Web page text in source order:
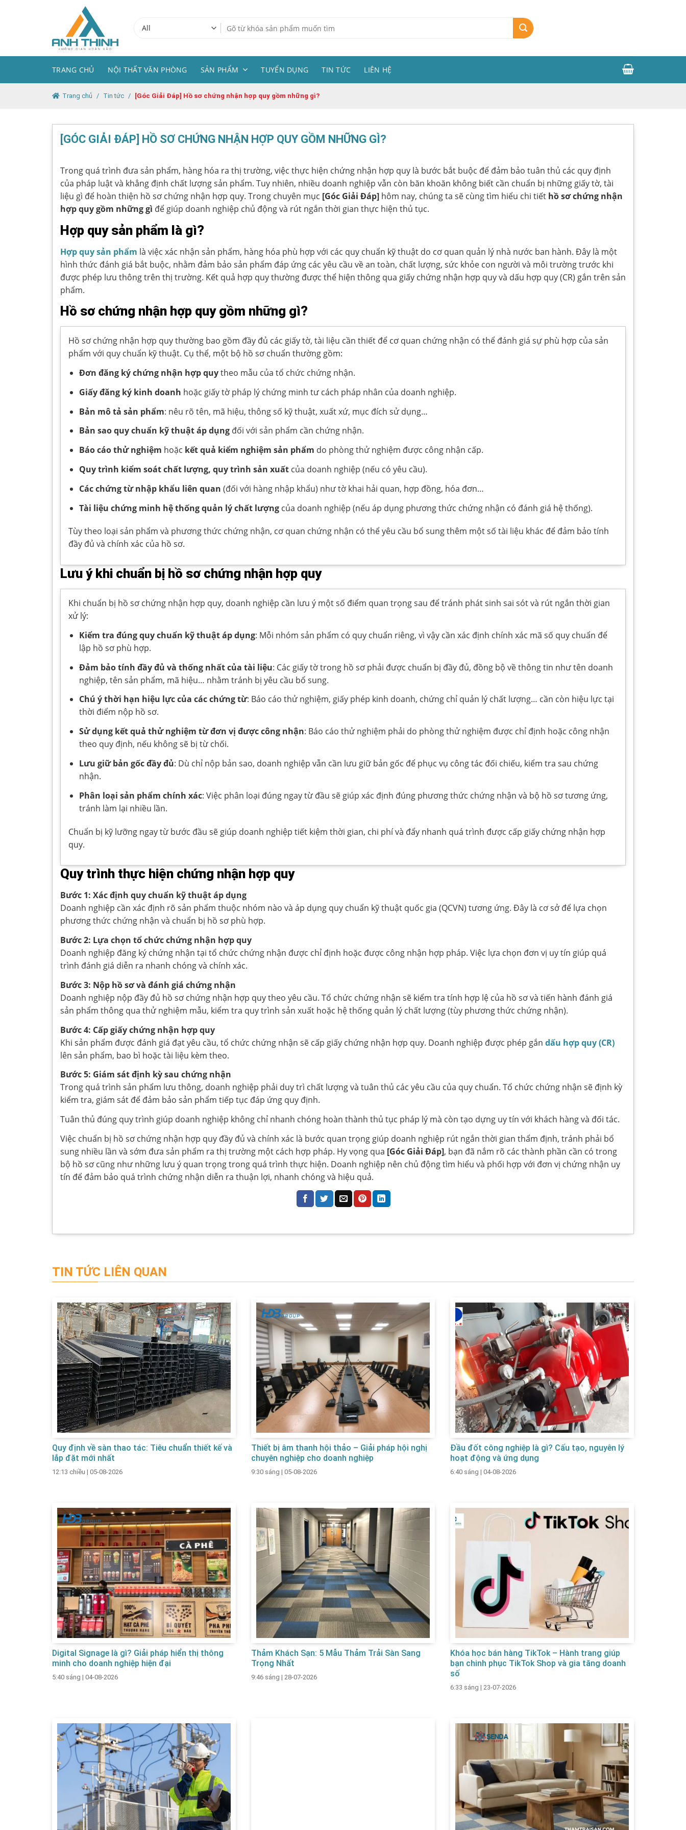
Tìm
kiếm:
TRANG CHỦ NỘI THẤT VĂN PHÒNG SẢN PHẨM TUYỂN DỤNG TIN TỨC LIÊN HỆ
Trang chủ / Tin tức / [Góc Giải Đáp] Hồ sơ chứng nhận hợp quy gồm những gì?
[GÓC GIẢI ĐÁP] HỒ SƠ CHỨNG NHẬN HỢP QUY GỒM NHỮNG GÌ?
Trong quá trình đưa sản phẩm, hàng hóa ra thị trường, việc thực hiện chứng nhận hợp quy là bước bắt buộc để đảm bảo tuân thủ các quy định
của pháp luật và khẳng định chất lượng sản phẩm. Tuy nhiên, nhiều doanh nghiệp vẫn còn băn khoăn không biết cần chuẩn bị những giấy tờ, tài
liệu gì để hoàn thiện hồ sơ chứng nhận hợp quy. Trong chuyên mục [Góc Giải Đáp] hôm nay, chúng ta sẽ cùng tìm hiểu chi tiết hồ sơ chứng nhận
hợp quy gồm những gì để giúp doanh nghiệp chủ động và rút ngắn thời gian thực hiện thủ tục.
Hợp quy sản phẩm là gì?
Hợp quy sản phẩm là việc xác nhận sản phẩm, hàng hóa phù hợp với các quy chuẩn kỹ thuật do cơ quan quản lý nhà nước ban hành. Đây là một
hình thức đánh giá bắt buộc, nhằm đảm bảo sản phẩm đáp ứng các yêu cầu về an toàn, chất lượng, sức khỏe con người và môi trường trước khi
được phép lưu thông trên thị trường. Kết quả hợp quy thường được thể hiện thông qua giấy chứng nhận hợp quy và dấu hợp quy (CR) gắn trên sản
phẩm.
Hồ sơ chứng nhận hợp quy gồm những gì?
Hồ sơ chứng nhận hợp quy thường bao gồm đầy đủ các giấy tờ, tài liệu cần thiết để cơ quan chứng nhận có thể đánh giá sự phù hợp của sản
phẩm với quy chuẩn kỹ thuật. Cụ thể, một bộ hồ sơ chuẩn thường gồm:
Đơn đăng ký chứng nhận hợp quytheo mẫu của tổ chức chứng nhận.
Giấy đăng ký kinh doanh hoặc giấy tờ pháp lý chứng minh tư cách pháp nhân của doanh nghiệp.
Bản mô tả sản phẩm: nêu rõ tên, mã hiệu, thông số kỹ thuật, xuất xứ, mục đích sử dụng…
Bản sao quy chuẩn kỹ thuật áp dụngđối với sản phẩm cần chứng nhận.
Báo cáo thử nghiệm hoặc kết quả kiểm nghiệm sản phẩm do phòng thử nghiệm được công nhận cấp.
Quy trình kiểm soát chất lượng, quy trình sản xuấtcủa doanh nghiệp (nếu có yêu cầu).
Các chứng từ nhập khẩu liên quan (đối với hàng nhập khẩu) như tờ khai hải quan, hợp đồng, hóa đơn…
Tài liệu chứng minh hệ thống quản lý chất lượngcủa doanh nghiệp (nếu áp dụng phương thức chứng nhận có đánh giá hệ thống).
Tùy theo loại sản phẩm và phương thức chứng nhận, cơ quan chứng nhận có thể yêu cầu bổ sung thêm một số tài liệu khác để đảm bảo tính
đầy đủ và chính xác của hồ sơ.
Lưu ý khi chuẩn bị hồ sơ chứng nhận hợp quy
Khi chuẩn bị hồ sơ chứng nhận hợp quy, doanh nghiệp cần lưu ý một số điểm quan trọng sau để tránh phát sinh sai sót và rút ngắn thời gian
xử lý:
Kiểm tra đúng quy chuẩn kỹ thuật áp dụng: Mỗi nhóm sản phẩm có quy chuẩn riêng, vì vậy cần xác định chính xác mã số quy chuẩn để
lập hồ sơ phù hợp.
Đảm bảo tính đầy đủ và thống nhất của tài liệu: Các giấy tờ trong hồ sơ phải được chuẩn bị đầy đủ, đồng bộ về thông tin như tên doanh
nghiệp, tên sản phẩm, mã hiệu… nhằm tránh bị yêu cầu bổ sung.
Chú ý thời hạn hiệu lực của các chứng từ: Báo cáo thử nghiệm, giấy phép kinh doanh, chứng chỉ quản lý chất lượng… cần còn hiệu lực tại
thời điểm nộp hồ sơ.
Sử dụng kết quả thử nghiệm từ đơn vị được công nhận: Báo cáo thử nghiệm phải do phòng thử nghiệm được chỉ định hoặc công nhận
theo quy định, nếu không sẽ bị từ chối.
Lưu giữ bản gốc đầy đủ: Dù chỉ nộp bản sao, doanh nghiệp vẫn cần lưu giữ bản gốc để phục vụ công tác đối chiếu, kiểm tra sau chứng
nhận.
Phân loại sản phẩm chính xác: Việc phân loại đúng ngay từ đầu sẽ giúp xác định đúng phương thức chứng nhận và bộ hồ sơ tương ứng,
tránh làm lại nhiều lần.
Chuẩn bị kỹ lưỡng ngay từ bước đầu sẽ giúp doanh nghiệp tiết kiệm thời gian, chi phí và đẩy nhanh quá trình được cấp giấy chứng nhận hợp
quy.
Quy trình thực hiện chứng nhận hợp quy
Bước 1: Xác định quy chuẩn kỹ thuật áp dụng
Doanh nghiệp cần xác định rõ sản phẩm thuộc nhóm nào và áp dụng quy chuẩn kỹ thuật quốc gia (QCVN) tương ứng. Đây là cơ sở để lựa chọn
phương thức chứng nhận và chuẩn bị hồ sơ phù hợp.
Bước 2: Lựa chọn tổ chức chứng nhận hợp quy
Doanh nghiệp đăng ký chứng nhận tại tổ chức chứng nhận được chỉ định hoặc được công nhận hợp pháp. Việc lựa chọn đơn vị uy tín giúp quá
trình đánh giá diễn ra nhanh chóng và chính xác.
Bước 3: Nộp hồ sơ và đánh giá chứng nhận
Doanh nghiệp nộp đầy đủ hồ sơ chứng nhận hợp quy theo yêu cầu. Tổ chức chứng nhận sẽ kiểm tra tính hợp lệ của hồ sơ và tiến hành đánh giá
sản phẩm thông qua thử nghiệm mẫu, kiểm tra quy trình sản xuất hoặc hệ thống quản lý chất lượng (tùy phương thức chứng nhận).
Bước 4: Cấp giấy chứng nhận hợp quy
Khi sản phẩm được đánh giá đạt yêu cầu, tổ chức chứng nhận sẽ cấp giấy chứng nhận hợp quy. Doanh nghiệp được phép gắn dấu hợp quy (CR)
lên sản phẩm, bao bì hoặc tài liệu kèm theo.
Bước 5: Giám sát định kỳ sau chứng nhận
Trong quá trình sản phẩm lưu thông, doanh nghiệp phải duy trì chất lượng và tuân thủ các yêu cầu của quy chuẩn. Tổ chức chứng nhận sẽ định kỳ
kiểm tra, giám sát để đảm bảo sản phẩm tiếp tục đáp ứng quy định.
Tuân thủ đúng quy trình giúp doanh nghiệp không chỉ nhanh chóng hoàn thành thủ tục pháp lý mà còn tạo dựng uy tín với khách hàng và đối tác.
Việc chuẩn bị hồ sơ chứng nhận hợp quy đầy đủ và chính xác là bước quan trọng giúp doanh nghiệp rút ngắn thời gian thẩm định, tránh phải bổ
sung nhiều lần và sớm đưa sản phẩm ra thị trường một cách hợp pháp. Hy vọng qua [Góc Giải Đáp], bạn đã nắm rõ các thành phần cần có trong
bộ hồ sơ cũng như những lưu ý quan trọng trong quá trình thực hiện. Doanh nghiệp nên chủ động tìm hiểu và phối hợp với đơn vị chứng nhận uy
tín để đảm bảo quá trình chứng nhận diễn ra thuận lợi, nhanh chóng và hiệu quả.
TIN TỨC LIÊN QUAN
Quy định về sàn thao tác: Tiêu chuẩn thiết kế và
lắp đặt mới nhất
12:13 chiều | 05-08-2026
Thiết bị âm thanh hội thảo – Giải pháp hội nghị
chuyên nghiệp cho doanh nghiệp
9:30 sáng | 05-08-2026
Đầu đốt công nghiệp là gì? Cấu tạo, nguyên lý
hoạt động và ứng dụng
6:40 sáng | 04-08-2026
Digital Signage là gì? Giải pháp hiển thị thông
minh cho doanh nghiệp hiện đại
5:40 sáng | 04-08-2026
Thảm Khách Sạn: 5 Mẫu Thảm Trải Sàn Sang
Trọng Nhất
9:46 sáng | 28-07-2026
Khóa học bán hàng TikTok – Hành trang giúp
bạn chinh phục TikTok Shop và gia tăng doanh
số
6:33 sáng | 23-07-2026